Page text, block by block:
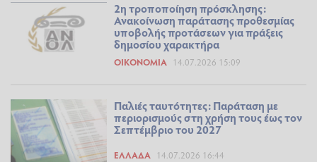
2η τροποποίηση πρόσκλησης:
Ανακοίνωση παράτασης προθεσμίας
υποβολής προτάσεων για πράξεις
δημοσίου χαρακτήρα
ΟΙΚΟΝΟΜΊΑ 14.07.2026 15:09
Παλιές ταυτότητες: Παράταση με
περιορισμούς στη χρήση τους έως τον
Σεπτέμβριο του 2027
ΕΛΛΆΔΑ 14.07.2026 16:44